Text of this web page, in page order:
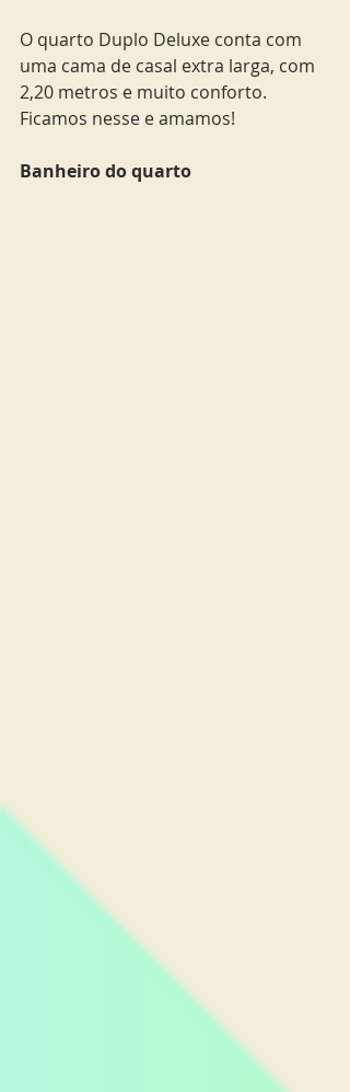
O quarto Duplo Deluxe conta com
uma cama de casal extra larga, com
2,20 metros e muito conforto.
Ficamos nesse e amamos!
Banheiro do quarto